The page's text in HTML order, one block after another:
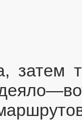
затем